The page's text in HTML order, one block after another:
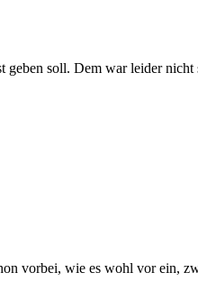
geben soll. Dem war leider
vorbei, wie es wohl vor ein,